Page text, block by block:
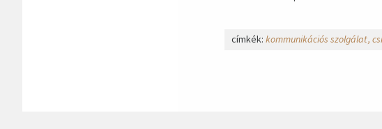
címkék: kommunikációs szolgálat